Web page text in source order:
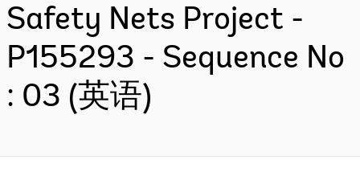
Safety Nets Project -
P155293 - Sequence No
: 03 (英语)